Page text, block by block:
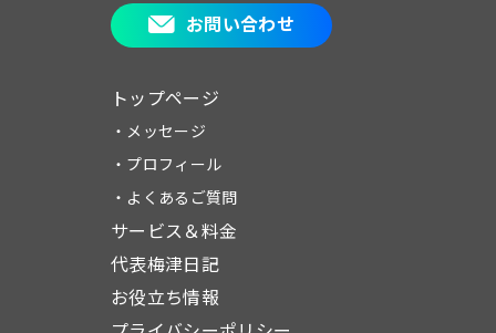
お問い合わせ
トップページ
・メッセージ
・プロフィール
・よくあるご質問
サービス＆料金
代表梅津日記
お役立ち情報